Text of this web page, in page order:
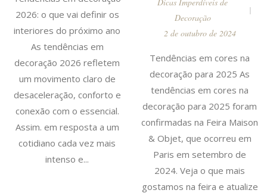
2026: o que vai definir os
interiores do próximo ano
As tendências em
decoração 2026 refletem
um movimento claro de
desaceleração, conforto e
conexão com o essencial.
Assim. em resposta a um
cotidiano cada vez mais
intenso e...
Decoração
2 de outubro de 2024
Tendências em cores na
decoração para 2025 As
tendências em cores na
decoração para 2025 foram
confirmadas na Feira Maison
& Objet, que ocorreu em
Paris em setembro de
2024. Veja o que mais
gostamos na feira e atualize